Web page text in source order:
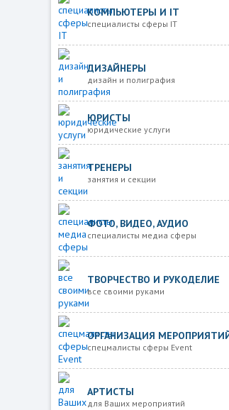
КОМПЬЮТЕРЫ И IT
специалисты сферы IT
ДИЗАЙНЕРЫ
дизайн и полиграфия
ЮРИСТЫ
юридические услуги
ТРЕНЕРЫ
занятия и секции
ФОТО, ВИДЕО, АУДИО
специалисты медиа сферы
ТВОРЧЕСТВО И РУКОДЕЛИЕ
все своими руками
ОРГАНИЗАЦИЯ
спецмалисты сферы Event
АРТИСТЫ
для Ваших мероприятий